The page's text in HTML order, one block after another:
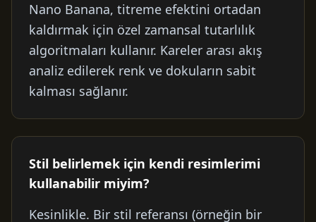
Nano Banana, titreme efektini ortadan
kaldırmak için özel zamansal tutarlılık
algoritmaları kullanır. Kareler arası akış
analiz edilerek renk ve dokuların sabit
kalması sağlanır.
Stil belirlemek için kendi resimlerimi
kullanabilir miyim?
Kesinlikle. Bir stil referansı (örneğin bir